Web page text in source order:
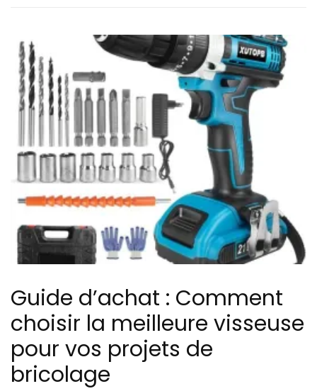
Guide d’achat : Comment
choisir la meilleure visseuse
pour vos projets de
bricolage